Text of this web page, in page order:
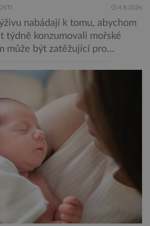
4.8.2026
nabádají k tomu, abychom
týdně konzumovali mořské
může být zatěžující pro
staly konzervované
může dovolit opravdu každý
poskytovaly izolované
rybí konzervy kompletní
nutriční specialista Colin
[…]